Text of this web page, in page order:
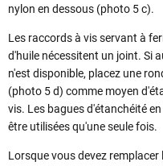
nylon en dessous (photo 5 c).
Les raccords à vis servant à
d'huile nécessitent un joint. Si
n'est disponible, placez une
(photo 5 d) comme moyen
vis. Les bagues d'étanchéité
être utilisées qu'une seule fois.
Lorsque vous devez